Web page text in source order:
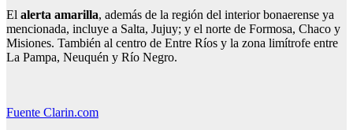
El alerta amarilla, además de la región del interior bonaerense ya
mencionada, incluye a Salta, Jujuy; y el norte de Formosa, Chaco y
Misiones. También al centro de Entre Ríos y la zona limítrofe entre
La Pampa, Neuquén y Río Negro.
Fuente Clarin.com